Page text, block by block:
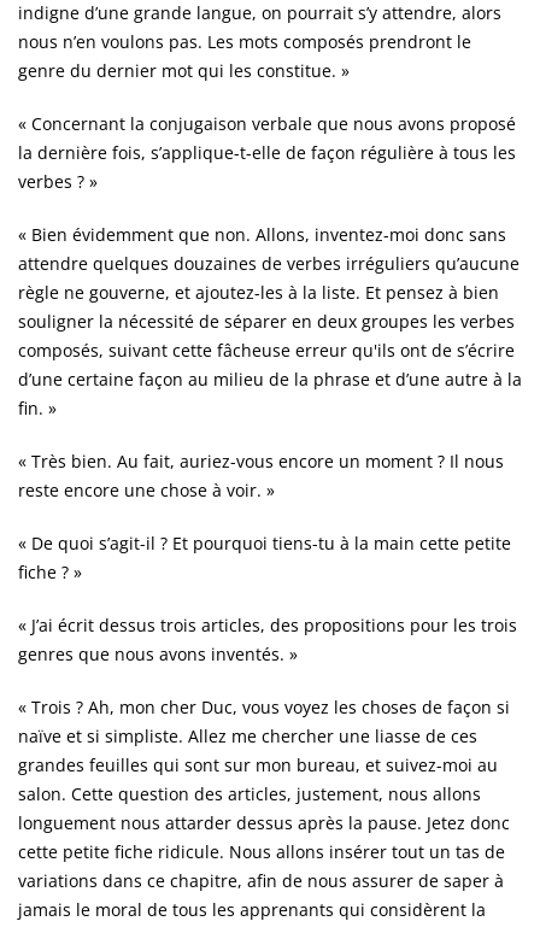
indigne d’une grande langue, on pourrait s’y attendre, alors
nous n’en voulons pas. Les mots composés prendront le
genre du dernier mot qui les constitue. »
« Concernant la conjugaison verbale que nous avons proposé
la dernière fois, s’applique-t-elle de façon régulière à tous les
verbes ? »
« Bien évidemment que non. Allons, inventez-moi donc sans
attendre quelques douzaines de verbes irréguliers qu’aucune
règle ne gouverne, et ajoutez-les à la liste. Et pensez à bien
souligner la nécessité de séparer en deux groupes les verbes
composés, suivant cette fâcheuse erreur qu'ils ont de s’écrire
d’une certaine façon au milieu de la phrase et d’une autre à la
fin. »
« Très bien. Au fait, auriez-vous encore un moment ? Il nous
reste encore une chose à voir. »
« De quoi s’agit-il ? Et pourquoi tiens-tu à la main cette petite
fiche ? »
« J’ai écrit dessus trois articles, des propositions pour les trois
genres que nous avons inventés. »
« Trois ? Ah, mon cher Duc, vous voyez les choses de façon si
naïve et si simpliste. Allez me chercher une liasse de ces
grandes feuilles qui sont sur mon bureau, et suivez-moi au
salon. Cette question des articles, justement, nous allons
longuement nous attarder dessus après la pause. Jetez donc
cette petite fiche ridicule. Nous allons insérer tout un tas de
variations dans ce chapitre, afin de nous assurer de saper à
jamais le moral de tous les apprenants qui considèrent la